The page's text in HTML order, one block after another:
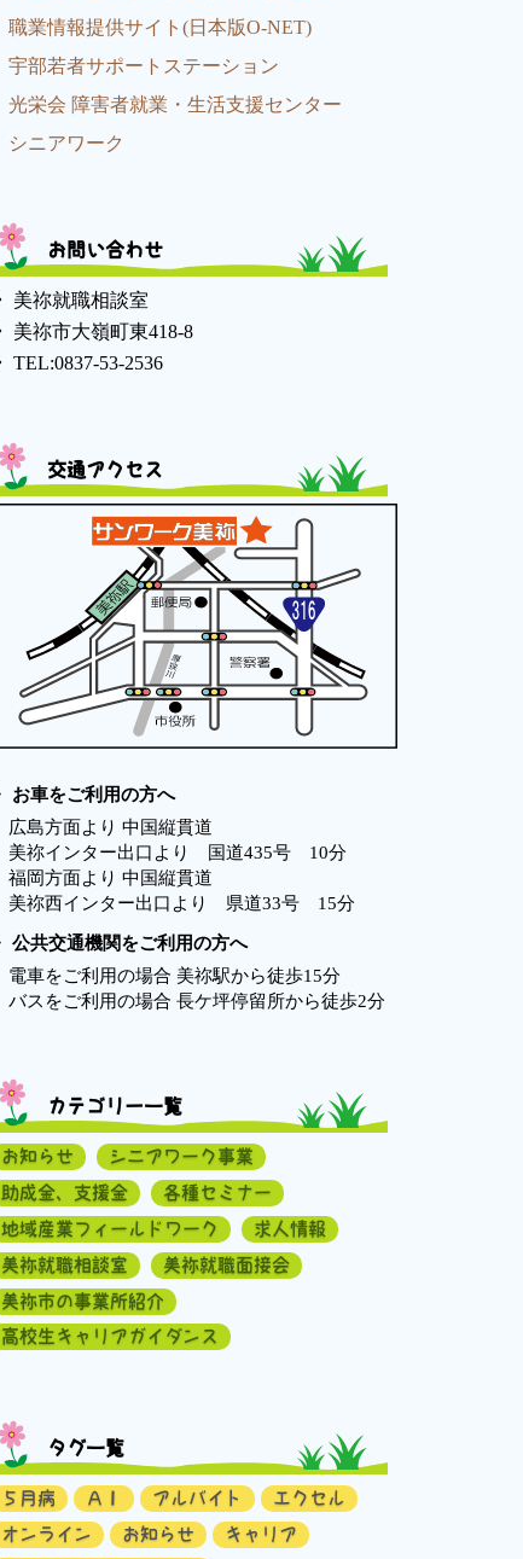
職業情報提供サイト(日本版O-NET)
宇部若者サポートステーション
光栄会 障害者就業・生活支援センター
シニアワーク
お問い合わせ
美祢就職相談室
美祢市大嶺町東418-8
TEL:0837-53-2536
交通アクセス
お車をご利用の方へ
広島方面より 中国縦貫道
美祢インター出口より 国道435号 10分
福岡方面より 中国縦貫道
美祢西インター出口より 県道33号 15分
公共交通機関をご利用の方へ
電車をご利用の場合 美祢駅から徒歩15分
バスをご利用の場合 長ケ坪停留所から徒歩2分
カテゴリー一覧
お知らせ
シニアワーク事業
助成金、支援金
各種セミナー
地域産業フィールドワーク
求人情報
美祢就職相談室
美祢就職面接会
美祢市の事業所紹介
高校生キャリアガイダンス
タグ一覧
５月病 ＡＩ アルバイト
エクセル
オンライン
お知らせ
キャリア